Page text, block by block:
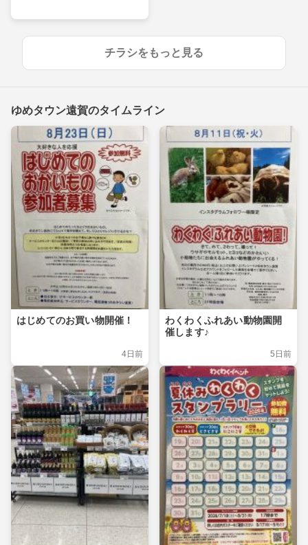
チラシをもっと見る
ゆめタウン遠賀のタイムライン
はじめてのお買い物開催！
4日前
わくわくふれあい動物園開
催します♪
5日前